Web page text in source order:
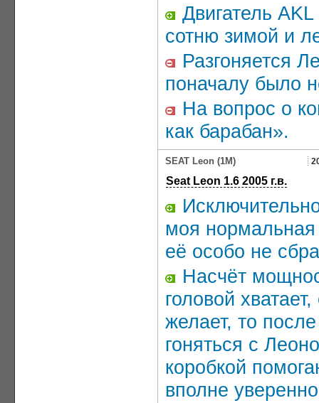
Двигатель
сотню зимой и
Разгоняется
поначалу было
На вопрос о
как барабан».
SEAT Leon (1M)
Seat Leon 1.6 2005 г.в.
моя нормальная
её особо не
Насчёт
головой
желает, то
гоняться с
коробкой
вполне уверенно